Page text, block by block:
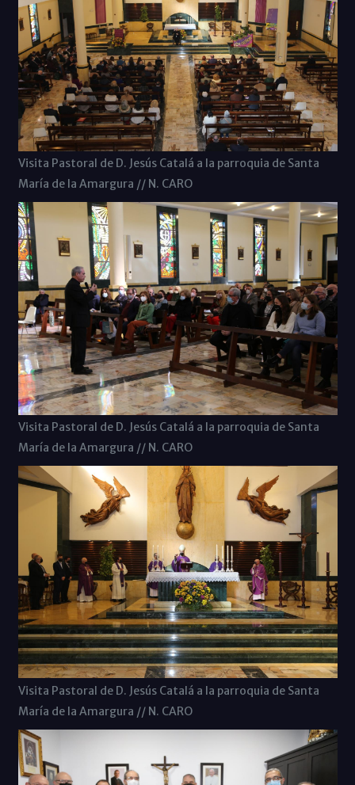
Visita Pastoral de D. Jesús Catalá a la parroquia de Santa
María de la Amargura // N. CARO
Visita Pastoral de D. Jesús Catalá a la parroquia de Santa
María de la Amargura // N. CARO
Visita Pastoral de D. Jesús Catalá a la parroquia de Santa
María de la Amargura // N. CARO